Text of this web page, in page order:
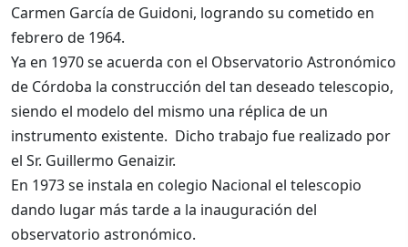
Carmen García de Guidoni, logrando su cometido en
febrero de 1964.
Ya en 1970 se acuerda con el Observatorio Astronómico
de Córdoba la construcción del tan deseado telescopio,
siendo el modelo del mismo una réplica de un
instrumento existente. Dicho trabajo fue realizado por
el Sr. Guillermo Genaizir.
En 1973 se instala en colegio Nacional el telescopio
dando lugar más tarde a la inauguración del
observatorio astronómico.